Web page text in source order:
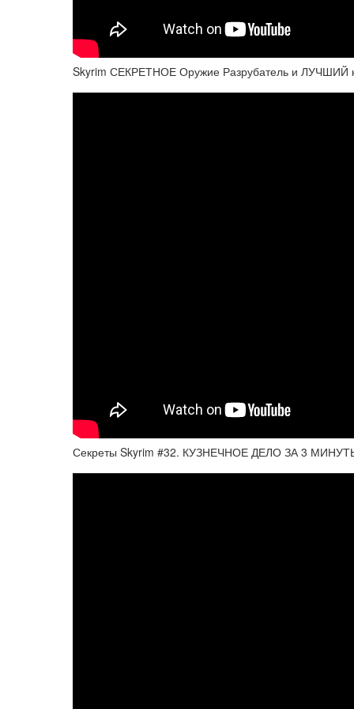
Skyrim СЕКРЕТНОЕ Оружие Разрубатель и ЛУЧШИЙ
Секреты Skyrim #32. КУЗНЕЧНОЕ ДЕЛО ЗА 3